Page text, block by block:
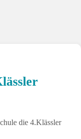
die 4.Klässler